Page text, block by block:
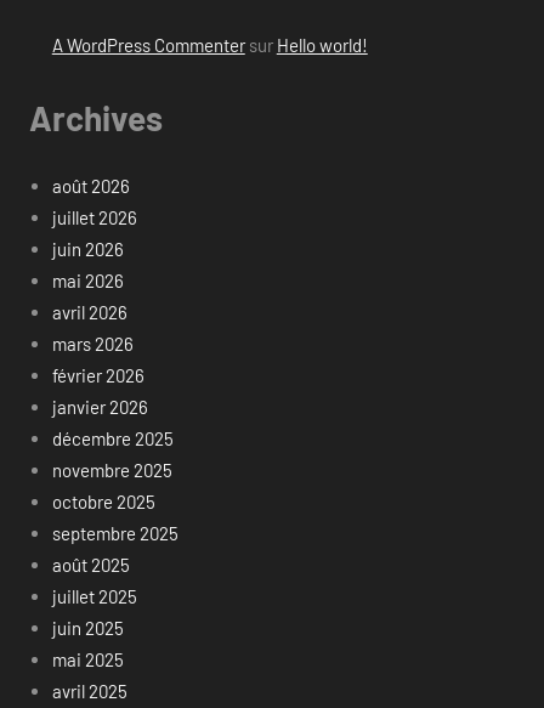
A WordPress Commentersur Hello world!
Archives
août 2026
juillet 2026
juin 2026
mai 2026
avril 2026
mars 2026
février 2026
janvier 2026
décembre 2025
novembre 2025
octobre 2025
septembre 2025
août 2025
juillet 2025
juin 2025
mai 2025
avril 2025